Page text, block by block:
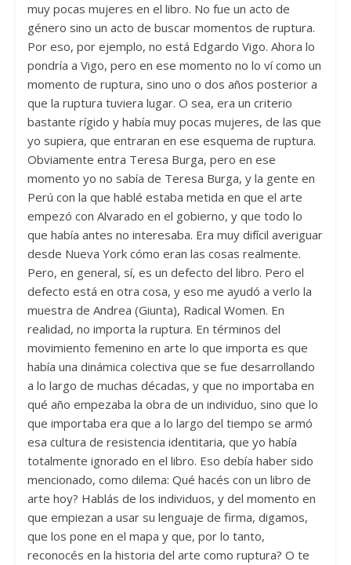
muy pocas mujeres en el libro. No fue un acto de
género sino un acto de buscar momentos de ruptura.
Por eso, por ejemplo, no está Edgardo Vigo. Ahora lo
pondría a Vigo, pero en ese momento no lo ví como un
momento de ruptura, sino uno o dos años posterior a
que la ruptura tuviera lugar. O sea, era un criterio
bastante rígido y había muy pocas mujeres, de las que
yo supiera, que entraran en ese esquema de ruptura.
Obviamente entra Teresa Burga, pero en ese
momento yo no sabía de Teresa Burga, y la gente en
Perú con la que hablé estaba metida en que el arte
empezó con Alvarado en el gobierno, y que todo lo
que había antes no interesaba. Era muy difícil averiguar
desde Nueva York cómo eran las cosas realmente.
Pero, en general, sí, es un defecto del libro. Pero el
defecto está en otra cosa, y eso me ayudó a verlo la
muestra de Andrea (Giunta), Radical Women. En
realidad, no importa la ruptura. En términos del
movimiento femenino en arte lo que importa es que
había una dinámica colectiva que se fue desarrollando
a lo largo de muchas décadas, y que no importaba en
qué año empezaba la obra de un individuo, sino que lo
que importaba era que a lo largo del tiempo se armó
esa cultura de resistencia identitaria, que yo había
totalmente ignorado en el libro. Eso debía haber sido
mencionado, como dilema: Qué hacés con un libro de
arte hoy? Hablás de los individuos, y del momento en
que empiezan a usar su lenguaje de firma, digamos,
que los pone en el mapa y que, por lo tanto,
reconocés en la historia del arte como ruptura? O te